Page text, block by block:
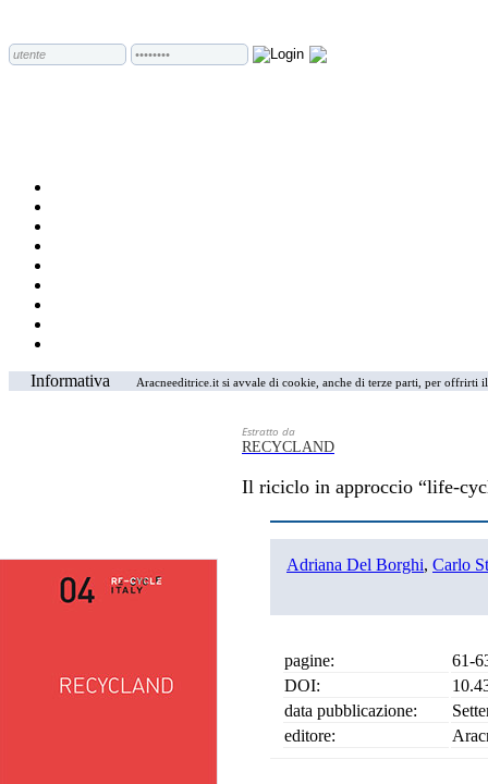
Informativa Aracneeditrice.it si avvale di cookie, anche di terze parti, per
Estratto da
RECYCLAND
Il riciclo in approccio “life-
Adriana Del Borghi, Carlo
pagine:
61-
DOI:
data pubblicazione:
editore: